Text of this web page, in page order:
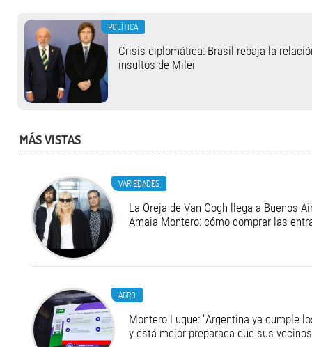
POLÍTICA
Crisis diplomática: Brasil rebaja la
insultos de Milei
MÁS VISTAS
VARIEDADES
La Oreja de Van Gogh llega a Buenos
Amaia Montero: cómo comprar las
AGRO
Montero Luque: "Argentina ya cumple
y está mejor preparada que sus